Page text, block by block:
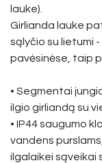
lauke).
Girlianda lauke
sąlyčio su lietumi
pavėsinėse, taip
• Segmentai
ilgio girliandą su
• IP44 saugumo
vandens
ilgalaikei sąveikai